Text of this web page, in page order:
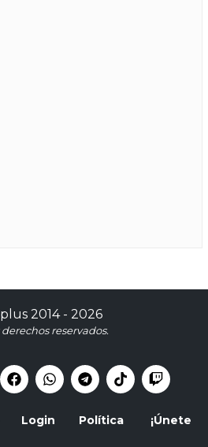
2014 - 2026
derechos reservados.
Login Política ¡Únete